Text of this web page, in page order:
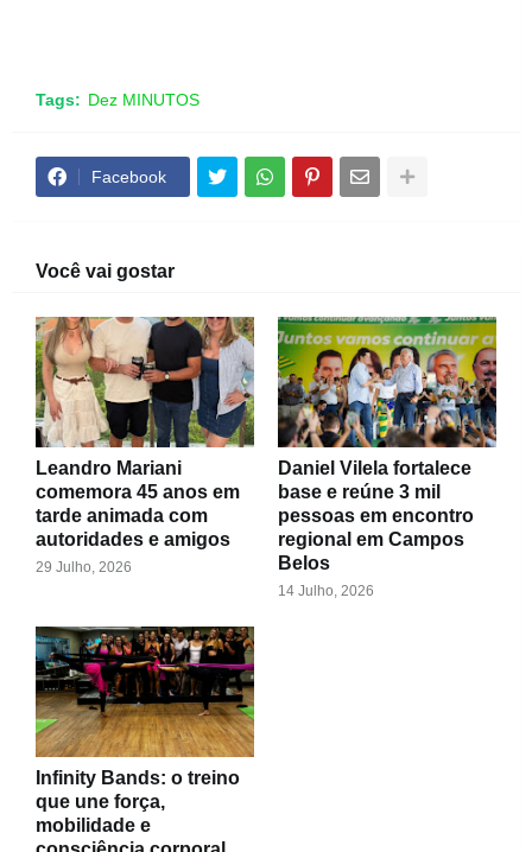
Tags: Dez MINUTOS
Facebook
Você vai gostar
Leandro Mariani
comemora 45 anos em
tarde animada com
autoridades e amigos
29 Julho, 2026
Daniel Vilela fortalece
base e reúne 3 mil
pessoas em encontro
regional em Campos
Belos
14 Julho, 2026
Infinity Bands: o treino
que une força,
mobilidade e